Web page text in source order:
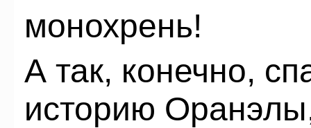
монохрень!
А так, конечно,
историю